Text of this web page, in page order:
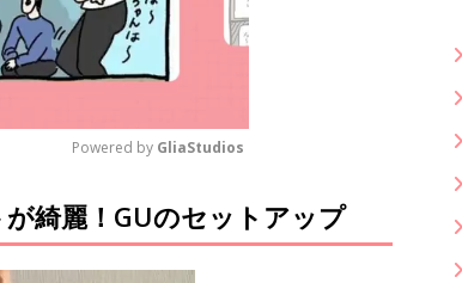
M
u
Powered by GliaStudios
綺麗！GUのセットアップ